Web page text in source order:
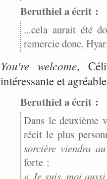
Beruthiel a écrit :
...cela aurait été
remercie donc,
You're welcome,
intéressante et
Beruthiel a écrit :
Dans le deuxième
récit le plus
sorcière viendra
forte :
« Je suis, moi